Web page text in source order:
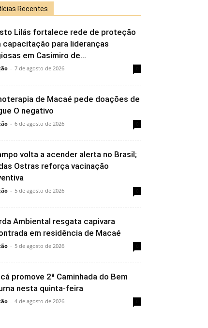
Recentes
Lilás fortalece rede de proteção
capacitação para lideranças
em Casimiro de...
- 7 de agosto de 2026
de Macaé pede doações de
O negativo
- 6 de agosto de 2026
volta a acender alerta no Brasil;
Ostras reforça vacinação
- 5 de agosto de 2026
Ambiental resgata capivara
em residência de Macaé
- 5 de agosto de 2026
promove 2ª Caminhada do Bem
nesta quinta-feira
- 4 de agosto de 2026